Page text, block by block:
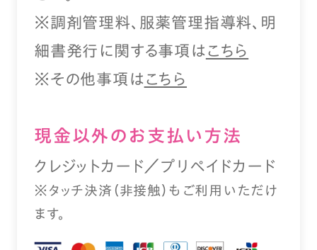
※調剤管理料、服薬管理指導料、明
細書発行に関する事項は こちら
※その他事項は こちら
現⾦以外のお⽀払い⽅法
クレジットカード／プリペイドカード
※タッチ決済（⾮接触）もご利⽤いただけ
ます。